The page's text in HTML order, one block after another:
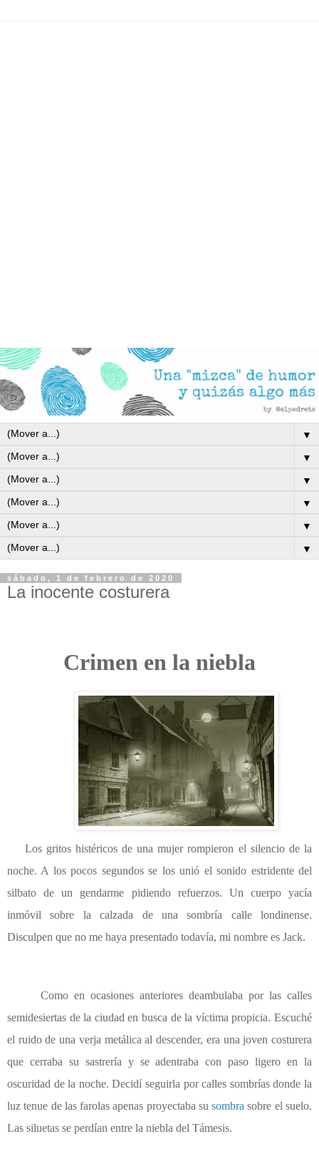
▼
▼
▼
▼
▼
▼
sábado, 1 de febrero de 2020
La inocente costurera
Crimen en la niebla
Los gritos histéricos de una mujer rompieron el silencio de la
noche. A los pocos segundos se los unió el sonido estridente del
silbato de un gendarme pidiendo refuerzos. Un cuerpo yacía
inmóvil sobre la calzada de una sombría calle londinense.
Disculpen que no me haya presentado todavía, mi nombre es Jack.
Como en ocasiones anteriores deambulaba por las calles
semidesiertas de la ciudad en busca de la víctima propicia. Escuché
el ruido de una verja metálica al descender, era una joven costurera
que cerraba su sastrería y se adentraba con paso ligero en la
oscuridad de la noche. Decidí seguirla por calles sombrías donde la
luz tenue de las farolas apenas proyectaba susombra sobre el suelo.
Las siluetas se perdían entre la niebla del Támesis.